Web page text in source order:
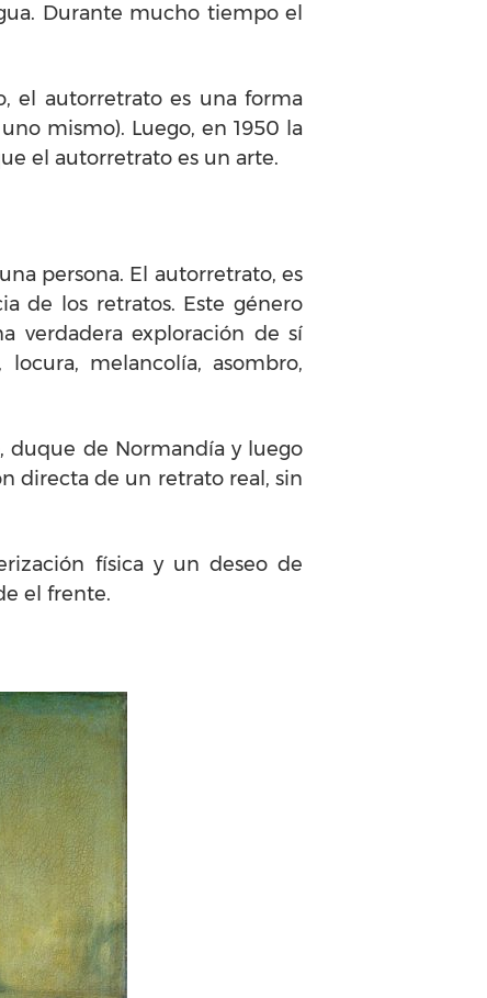
Durante mucho tiempo el
el autorretrato es una forma
mismo). Luego, en 1950 la
el autorretrato es un arte.
persona. El autorretrato, es
de los retratos. Este género
verdadera exploración de sí
melancolía, asombro,
duque de Normandía y luego
directa de un retrato real, sin
física y un deseo de
el frente.